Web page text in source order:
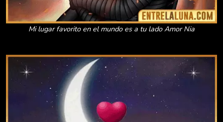
Mi lugar favorito en el mundo es a tu lado Amor Nia